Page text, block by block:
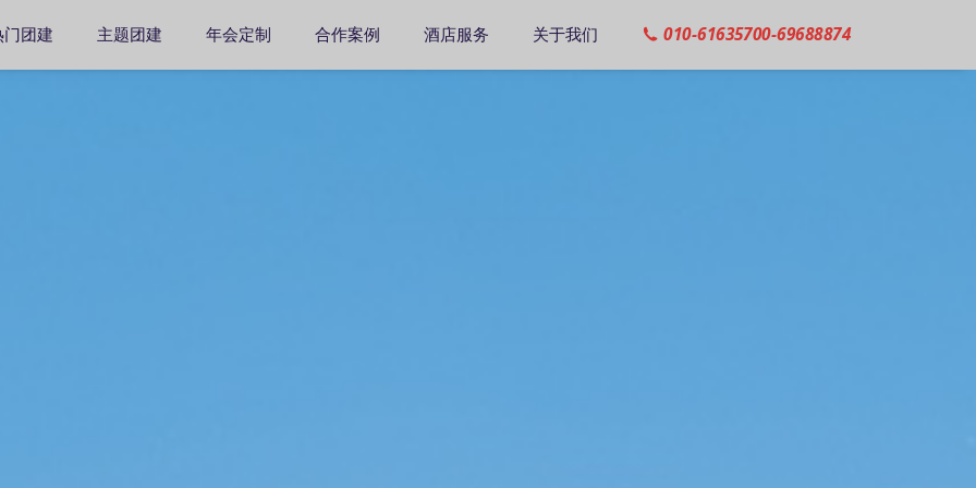
门团建 主题团建 年会定制 合作案例 酒店服务 关于我们 010-61635700-69688874